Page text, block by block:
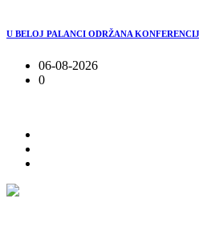
U BELOJ PALANCI ODRŽANA
06-08-2026
0